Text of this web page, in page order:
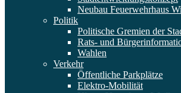
Neubau Feuerwehrhaus
Politik
Politische Gremien der
Rats- und
Wahlen
Verkehr
Öffentliche Parkplätze
Elektro-Mobilität